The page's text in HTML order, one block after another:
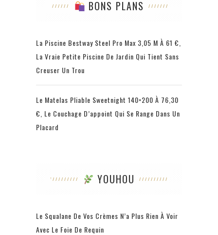
BONS PLANS
La Piscine Bestway Steel Pro Max 3,05 M À 61 €,
La Vraie Petite Piscine De Jardin Qui Tient Sans
Creuser Un Trou
Le Matelas Pliable Sweetnight 140×200 À 76,30
€, Le Couchage D’appoint Qui Se Range Dans Un
Placard
YOUHOU
Le Squalane De Vos Crèmes N’a Plus Rien À Voir
Avec Le Foie De Requin